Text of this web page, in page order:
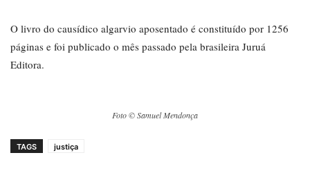
O livro do causídico algarvio aposentado é constituído por 1256
páginas e foi publicado o mês passado pela brasileira Juruá
Editora.
Foto © Samuel Mendonça
TAGS justiça